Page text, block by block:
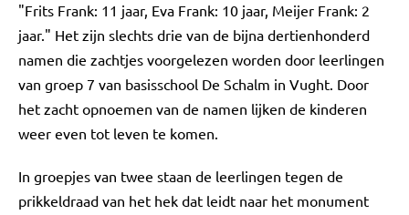
"Frits Frank: 11 jaar, Eva Frank: 10 jaar, Meijer Frank: 2
jaar." Het zijn slechts drie van de bijna dertienhonderd
namen die zachtjes voorgelezen worden door leerlingen
van groep 7 van basisschool De Schalm in Vught. Door
het zacht opnoemen van de namen lijken de kinderen
weer even tot leven te komen.
In groepjes van twee staan de leerlingen tegen de
prikkeldraad van het hek dat leidt naar het monument